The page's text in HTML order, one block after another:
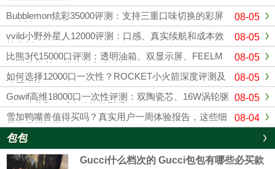
定期清理冷凝液、这样可以使你的烟杆寿命更
长，使用的时间更久。与其它电子烟产品相比，
柚子电子烟设计灵活，充电方式更简单。只需插
入充电电源，确保电子烟...
08-05
Bubblemon炫彩35000评测：支持三重口味切换的彩屏
一次性
08-05
vvild小野外星人12000评测：口感、真实续航和成本效
益分析
08-05
比熊3代15000口评测：透明油箱、双显示屏、FEELM
MAX陶瓷芯，你的真实体验如何？
08-05
如何选择12000口一次性？ROCKET小火箭深度评测及
购买建议
08-05
Gowif高维18000口一次性评测：双陶瓷芯、16W涡轮驱
动，续航和口感真的能兼顾吗？
08-04
雪加鸭嘴兽值得买吗？真实用户一周体验报告，这些细
节你必须知道
包包
Gucci什么档次的 Gucci包包有哪些必买款